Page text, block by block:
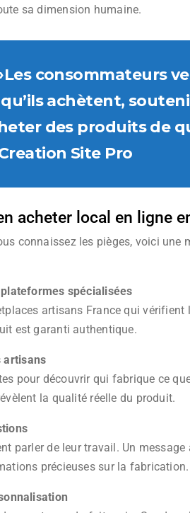
sa dimension humaine.
consommateurs
achètent,
des produits de
Site Pro
acheter local en ligne
connaissez les pièges, voici une
spécialisées
artisans France qui
est garanti authentique.
artisans
pour découvrir qui fabrique ce
la qualité réelle du produit.
parler de leur travail. Un
précieuses sur la fabrication.